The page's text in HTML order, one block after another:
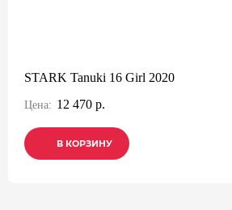
STARK Tanuki 16 Girl 2020
Цена: 12 470 р.
В КОРЗИНУ
В КОРЗИНУ
В КОРЗИНУ